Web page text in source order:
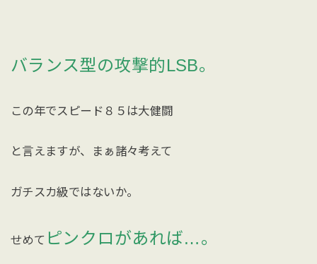
バランス型の攻撃的LSB。
この年でスピード８５は大健闘
と言えますが、まぁ諸々考えて
ガチスカ級ではないか。
せめて ピンクロがあれば…。